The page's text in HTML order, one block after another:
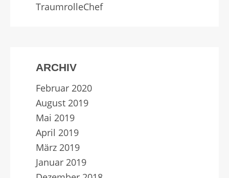
TraumrolleChef
ARCHIV
Februar 2020
August 2019
Mai 2019
April 2019
März 2019
Januar 2019